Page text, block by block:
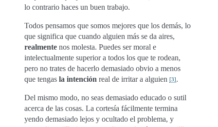
lo contrario haces un buen trabajo.
Todos pensamos que somos mejores que los demás, lo
que significa que cuando alguien más se da aires,
realmente nos molesta. Puedes ser moral e
intelectualmente superior a todos los que te rodean,
pero no trates de hacerlo demasiado obvio a menos
que tengas la intención real de irritar a alguien [3].
Del mismo modo, no seas demasiado educado o sutil
acerca de las cosas. La cortesía fácilmente termina
yendo demasiado lejos y ocultado el problema, y